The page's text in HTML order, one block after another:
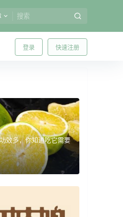
登录 快速注册
效多，你知道吃它需要